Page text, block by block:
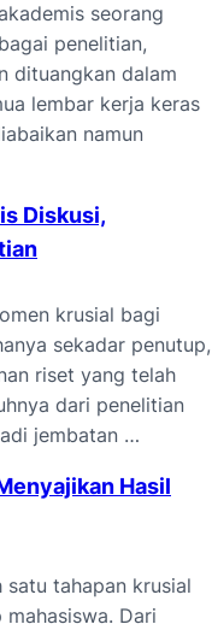
seorang
penelitian,
dituangkan dalam
lembar kerja keras
namun
Diskusi,
krusial bagi
sekadar penutup,
riset yang telah
dari penelitian
jembatan …
Hasil
satu tahapan krusial
Dari